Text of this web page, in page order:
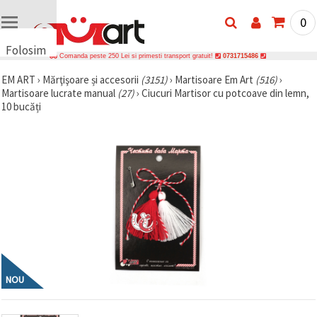
Folosim
uri
🍪 Folosim
cookie-uri
acordul
dumneavoastră,
pentru a
0
Comanda peste 250 Lei si primesti transport gratuit! 0731715486
EM ART › Mărţişoare și accesorii (3151)› Martisoare Em Art (516)›
Martisoare lucrate manual (27)› Ciucuri Martisor cu potcoave din lemn,
10 bucăți
NOU